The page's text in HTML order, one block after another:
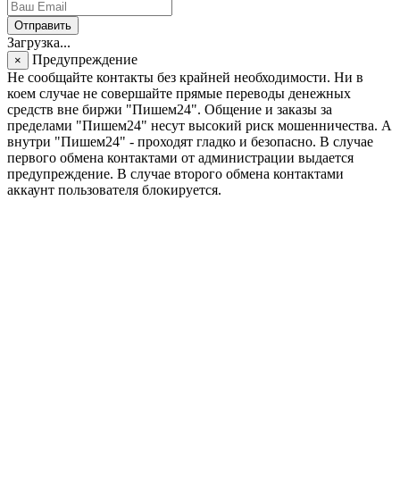
Отправить
Загрузка...
×
Предупреждение
Не сообщайте контакты без крайней необходимости. Ни в
коем случае не совершайте прямые переводы денежных
средств вне биржи "Пишем24". Общение и заказы за
пределами "Пишем24" несут высокий риск мошенничества. А
внутри "Пишем24" - проходят гладко и безопасно. В случае
первого обмена контактами от администрации выдается
предупреждение. В случае второго обмена контактами
аккаунт пользователя блокируется.